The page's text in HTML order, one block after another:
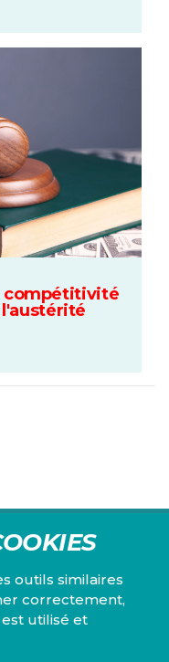
compétitivité
outils similaires
correctement,
utilisé et
Vandervelde se
questions d'ordre